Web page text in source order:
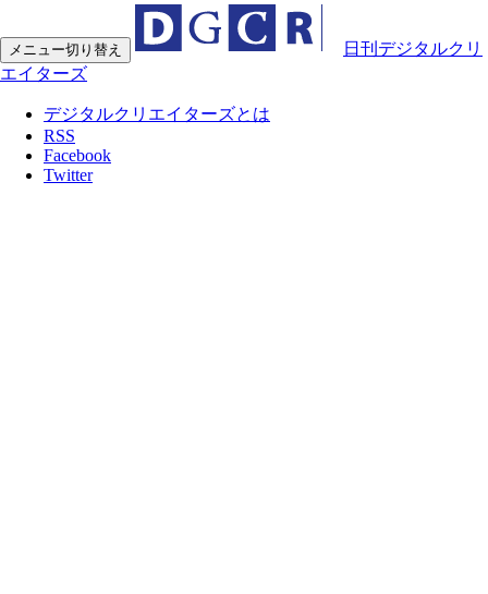
メニュー切り替え
日刊デジタルクリ
エイターズ
デジタルクリエイターズとは
RSS
Facebook
Twitter